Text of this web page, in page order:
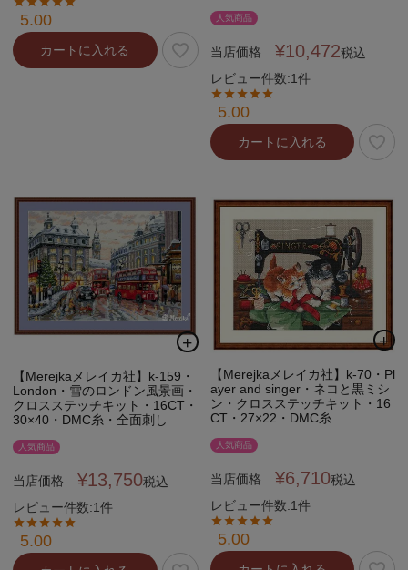
5.00
カートに入れる
人気商品
当店価格 ¥10,472税込
レビュー件数:1件
5.00
カートに入れる
【Merejkaメレイカ社】k-159・
London・雪のロンドン風景画・
クロスステッチキット・16CT・
30×40・DMC糸・全面刺し
人気商品
当店価格 ¥13,750税込
レビュー件数:1件
5.00
【Merejkaメレイカ社】k-70・Pl
ayer and singer・ネコと黒ミシ
ン・クロスステッチキット・16
CT・27×22・DMC糸
人気商品
当店価格 ¥6,710税込
レビュー件数:1件
5.00